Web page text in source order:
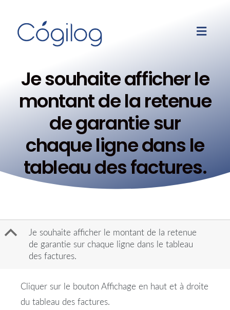
Je souhaite afficher le
montant de la retenue
de garantie sur
chaque ligne dans le
tableau des factures.
B
Je souhaite afficher le montant de la retenue
de garantie sur chaque ligne dans le tableau
des factures.
Cliquer sur le bouton Affichage en haut et à droite
du tableau des factures.